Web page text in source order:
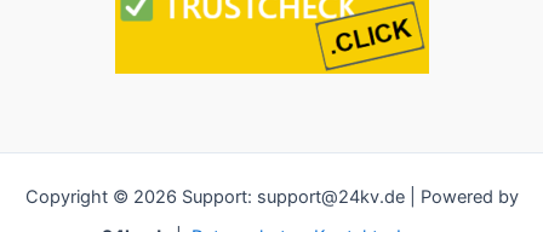
Copyright © 2026 Support: support@24kv.de | Powered by